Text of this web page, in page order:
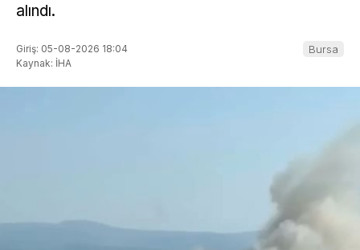
alındı.
Giriş: 05-08-2026 18:04
Kaynak: İHA
Bursa